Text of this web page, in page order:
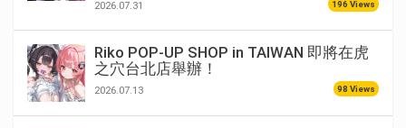
2026.07.31 196 Views
Riko POP-UP SHOP in TAIWAN 即將在虎
之穴台北店舉辦！
2026.07.13 98 Views